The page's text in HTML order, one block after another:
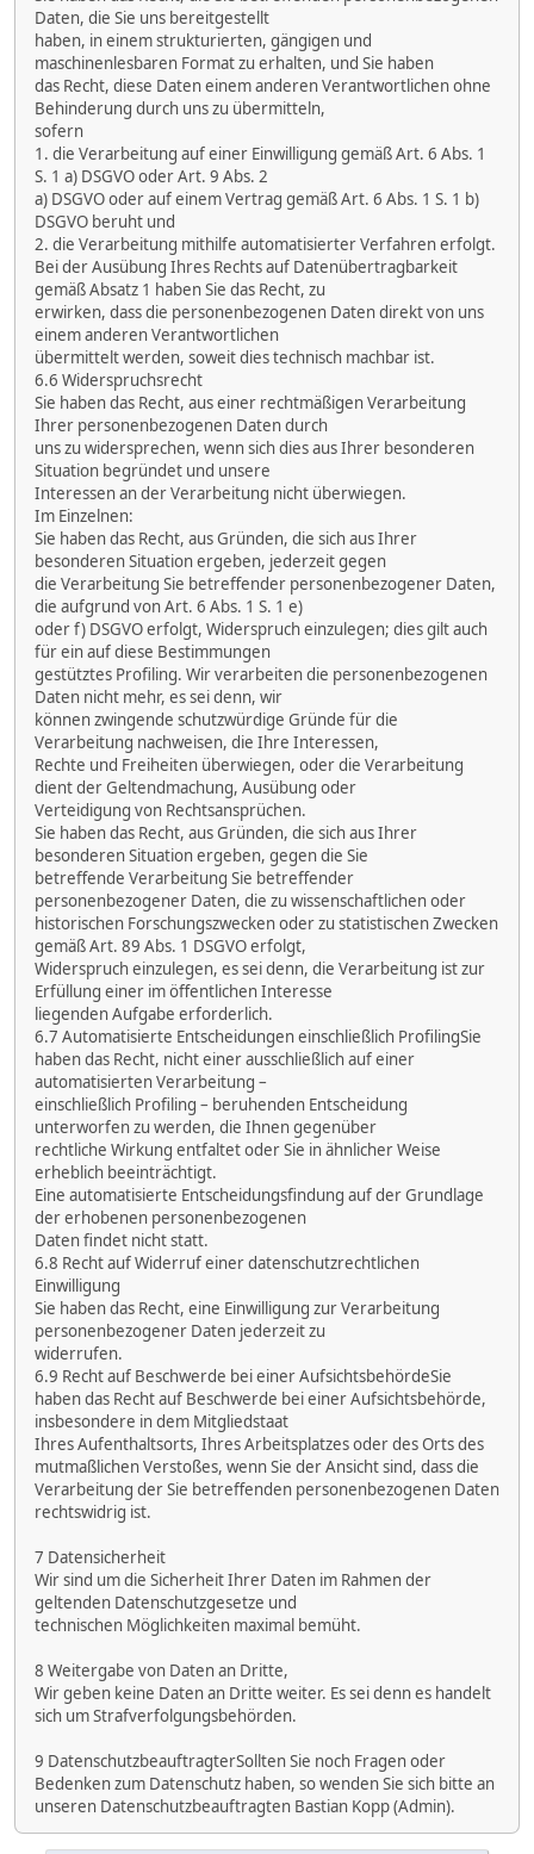
Daten, die Sie uns bereitgestellt
haben, in einem strukturierten, gängigen und
maschinenlesbaren Format zu erhalten, und Sie haben
das Recht, diese Daten einem anderen Verantwortlichen ohne
Behinderung durch uns zu übermitteln,
sofern
1. die Verarbeitung auf einer Einwilligung gemäß Art. 6 Abs. 1
S. 1 a) DSGVO oder Art. 9 Abs. 2
a) DSGVO oder auf einem Vertrag gemäß Art. 6 Abs. 1 S. 1 b)
DSGVO beruht und
2. die Verarbeitung mithilfe automatisierter Verfahren erfolgt.
Bei der Ausübung Ihres Rechts auf Datenübertragbarkeit
gemäß Absatz 1 haben Sie das Recht, zu
erwirken, dass die personenbezogenen Daten direkt von uns
einem anderen Verantwortlichen
übermittelt werden, soweit dies technisch machbar ist.
6.6 Widerspruchsrecht
Sie haben das Recht, aus einer rechtmäßigen Verarbeitung
Ihrer personenbezogenen Daten durch
uns zu widersprechen, wenn sich dies aus Ihrer besonderen
Situation begründet und unsere
Interessen an der Verarbeitung nicht überwiegen.
Im Einzelnen:
Sie haben das Recht, aus Gründen, die sich aus Ihrer
besonderen Situation ergeben, jederzeit gegen
die Verarbeitung Sie betreffender personenbezogener Daten,
die aufgrund von Art. 6 Abs. 1 S. 1 e)
oder f) DSGVO erfolgt, Widerspruch einzulegen; dies gilt auch
für ein auf diese Bestimmungen
gestütztes Profiling. Wir verarbeiten die personenbezogenen
Daten nicht mehr, es sei denn, wir
können zwingende schutzwürdige Gründe für die
Verarbeitung nachweisen, die Ihre Interessen,
Rechte und Freiheiten überwiegen, oder die Verarbeitung
dient der Geltendmachung, Ausübung oder
Verteidigung von Rechtsansprüchen.
Sie haben das Recht, aus Gründen, die sich aus Ihrer
besonderen Situation ergeben, gegen die Sie
betreffende Verarbeitung Sie betreffender
personenbezogener Daten, die zu wissenschaftlichen oder
historischen Forschungszwecken oder zu statistischen Zwecken
gemäß Art. 89 Abs. 1 DSGVO erfolgt,
Widerspruch einzulegen, es sei denn, die Verarbeitung ist zur
Erfüllung einer im öffentlichen Interesse
liegenden Aufgabe erforderlich.
6.7 Automatisierte Entscheidungen einschließlich ProfilingSie
haben das Recht, nicht einer ausschließlich auf einer
automatisierten Verarbeitung –
einschließlich Profiling – beruhenden Entscheidung
unterworfen zu werden, die Ihnen gegenüber
rechtliche Wirkung entfaltet oder Sie in ähnlicher Weise
erheblich beeinträchtigt.
Eine automatisierte Entscheidungsfindung auf der Grundlage
der erhobenen personenbezogenen
Daten findet nicht statt.
6.8 Recht auf Widerruf einer datenschutzrechtlichen
Einwilligung
Sie haben das Recht, eine Einwilligung zur Verarbeitung
personenbezogener Daten jederzeit zu
widerrufen.
6.9 Recht auf Beschwerde bei einer AufsichtsbehördeSie
haben das Recht auf Beschwerde bei einer Aufsichtsbehörde,
insbesondere in dem Mitgliedstaat
Ihres Aufenthaltsorts, Ihres Arbeitsplatzes oder des Orts des
mutmaßlichen Verstoßes, wenn Sie der Ansicht sind, dass die
Verarbeitung der Sie betreffenden personenbezogenen Daten
rechtswidrig ist.
7 Datensicherheit
Wir sind um die Sicherheit Ihrer Daten im Rahmen der
geltenden Datenschutzgesetze und
technischen Möglichkeiten maximal bemüht.
8 Weitergabe von Daten an Dritte,
Wir geben keine Daten an Dritte weiter. Es sei denn es handelt
sich um Strafverfolgungsbehörden.
9 DatenschutzbeauftragterSollten Sie noch Fragen oder
Bedenken zum Datenschutz haben, so wenden Sie sich bitte an
unseren Datenschutzbeauftragten Bastian Kopp (Admin).